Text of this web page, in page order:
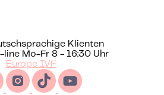
Klienten
line Mo-Fr 8 - 16:30 Uhr
Europe IVF